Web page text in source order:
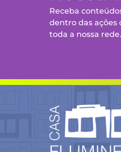
Receba
dentro das ações
toda a nossa rede.